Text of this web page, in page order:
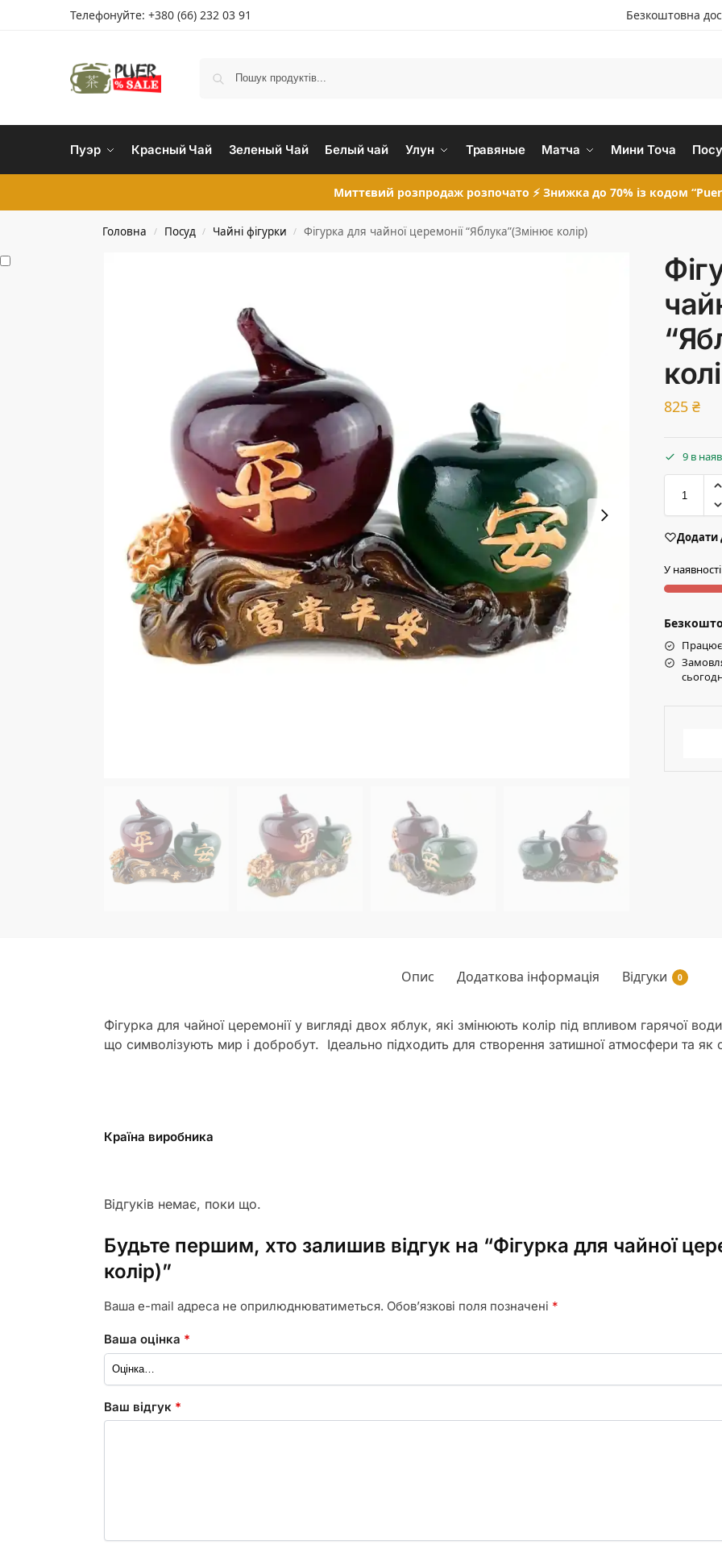
Телефонуйте: +380 (66) 232 03 91 Безкоштовна
Пуэр Красный Чай Зеленый Чай Белый чай Улун Травяные Матча Мини Точа
Миттєвий розпродаж розпочато ⚡ Знижка до 70% із кодом
Головна / Посуд / Чайні фігурки / Фігурка для чайної церемонії “Яблука”(Змінює колір)
825₴
9 в
Додати
У
Працює
Опис Додаткова інформація Відгуки 0
Фігурка для чайної церемонії у вигляді двох яблук, які змінюють колір під впливом гарячої
що символізують мир і добробут. Ідеально підходить для створення затишної атмосфери та як
Країна виробника
Відгуків немає, поки що.
Будьте першим, хто залишив відгук на “Фігурка для чайної
колір)”
Ваша e-mail адреса не оприлюднюватиметься. Обов’язкові поля позначені *
Ваша оцінка *
Ваш відгук *